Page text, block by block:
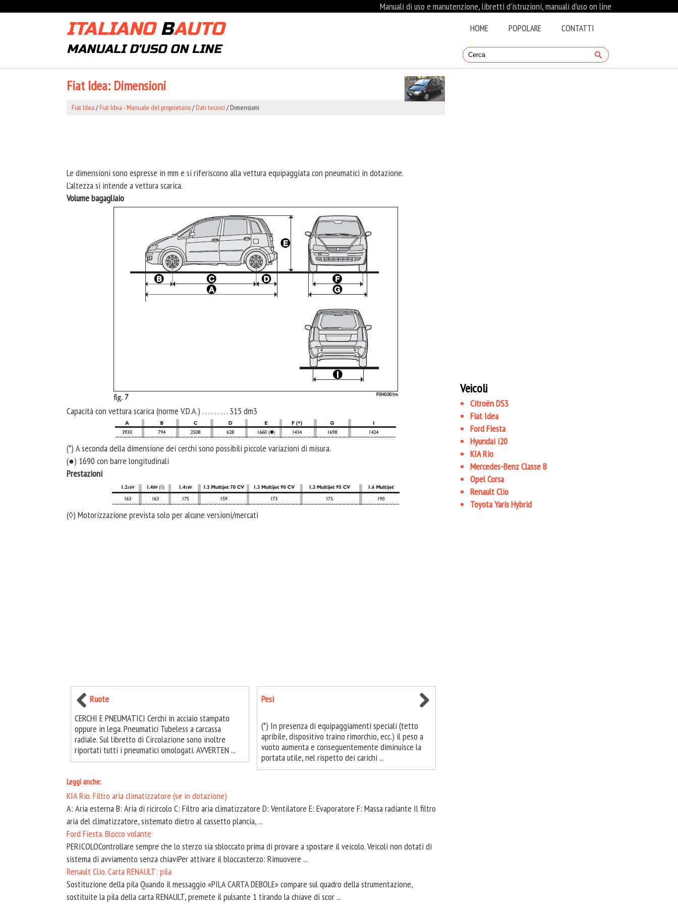
Manuali di uso e manutenzione, libretti d’istruzioni, manuali d'uso on line
ITALIANO BAUTO
MANUALI D'USO ON LINE
HOME POPOLARE CONTATTI
Fiat Idea: Dimensioni
Fiat Idea /Fiat Idea - Manuale del proprietario/Dati tecnici / Dimensioni
Le dimensioni sono espresse in mm e si riferiscono alla vettura equipaggiata con pneumatici in dotazione.
L’altezza si intende a vettura scarica.
Volume bagagliaio
Capacità con vettura scarica (norme V.D.A.) . . . . . . . . . 315 dm3
(*) A seconda della dimensione dei cerchi sono possibili piccole variazioni di misura.
(●) 1690 con barre longitudinali
Prestazioni
(◊) Motorizzazione prevista solo per alcune versioni/mercati
Ruote
CERCHI E PNEUMATICI Cerchi in acciaio stampato
oppure in lega. Pneumatici Tubeless a carcassa
radiale. Sul libretto di Circolazione sono inoltre
riportati tutti i pneumatici omologati. AVVERTEN ...
Pesi
(*) In presenza di equipaggiamenti speciali (tetto
apribile, dispositivo traino rimorchio, ecc.) il peso a
vuoto aumenta e conseguentemente diminuisce la
portata utile, nel rispetto dei carichi ...
Leggi anche:
KIA Rio. Filtro aria climatizzatore (se in dotazione)
A: Aria esterna B: Aria di ricircolo C: Filtro aria climatizzatore D: Ventilatore E: Evaporatore F: Massa radiante Il filtro
aria del climatizzatore, sistemato dietro al cassetto plancia, ...
Ford Fiesta. Blocco volante
PERICOLOControllare sempre che lo sterzo sia sbloccato prima di provare a spostare il veicolo. Veicoli non dotati di
sistema di avviamento senza chiaviPer attivare il bloccasterzo: Rimuovere ...
Renault Clio. Carta RENAULT: pila
Sostituzione della pila Quando il messaggio «PILA CARTA DEBOLE» compare sul quadro della strumentazione,
sostituite la pila della carta RENAULT, premete il pulsante 1 tirando la chiave di scor ...
Veicoli
Citroën DS3
Fiat Idea
Ford Fiesta
Hyundai i20
KIA Rio
Mercedes-Benz Classe B
Opel Corsa
Renault Clio
Toyota Yaris Hybrid